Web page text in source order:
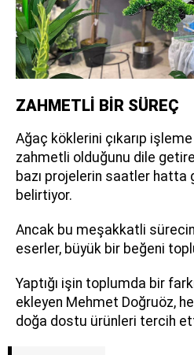
ZAHMETLİ BİR SÜREÇ
Ağaç köklerini çıkarıp
zahmetli olduğunu dile
bazı projelerin saatler hatta
belirtiyor.
Ancak bu meşakkatli
eserler, büyük bir beğeni
Yaptığı işin toplumda bir
ekleyen Mehmet Doğruöz,
doğa dostu ürünleri tercih